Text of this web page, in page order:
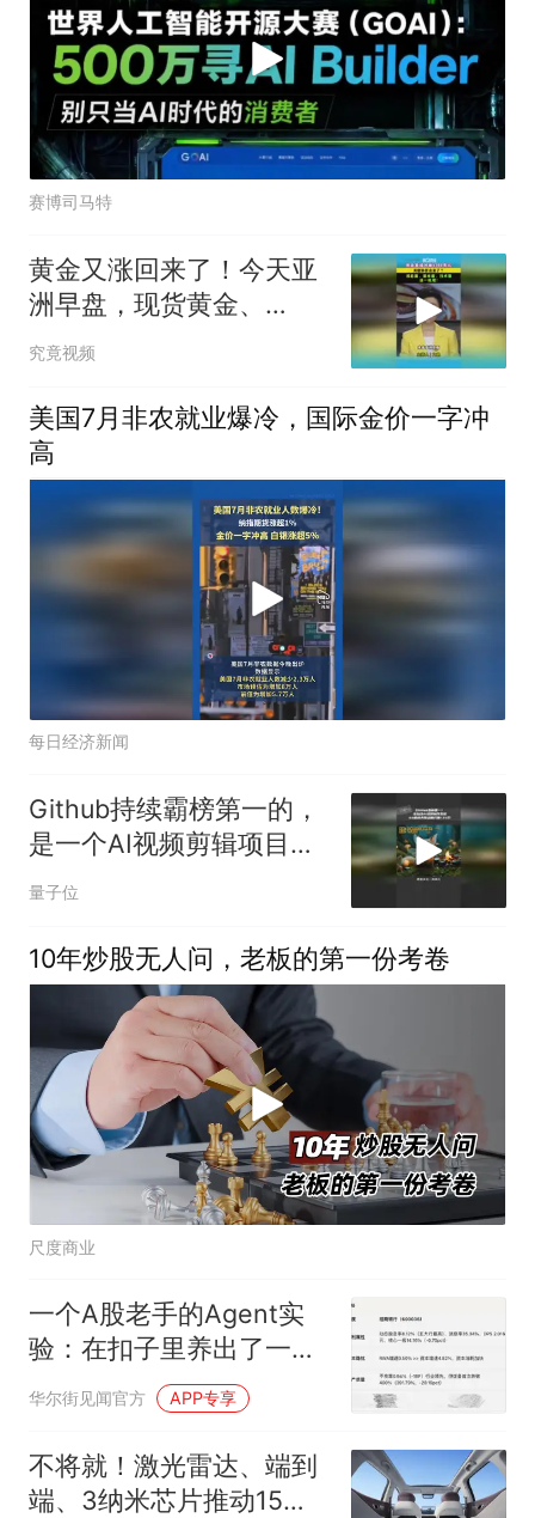
赛博司马特
黄金又涨回来了！今天亚
洲早盘，现货黄金、
COMEX黄金盘中双双突
究竟视频
美国7月非农就业爆冷，国际金价一字冲
高
每日经济新闻
Github持续霸榜第一的，
是一个AI视频剪辑项目
OpenMontage
量子位
10年炒股无人问，老板的第一份考卷
尺度商业
一个A股老手的Agent实
验：在扣子里养出了一个
投研助理
华尔街见闻官方 APP专享
不将就！激光雷达、端到
端、3纳米芯片推动15万